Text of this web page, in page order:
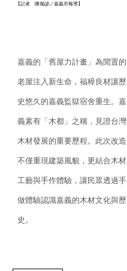
【記者 陳珈諺／嘉義市報導】
嘉義的「舊屋力計畫」為閒置的
老屋注入新生命， 福樟良材讓歷
史悠久的嘉義監獄宿舍重生。嘉
義素有「木都」之稱， 見證台灣
木材發展的重要歷程。此次改造
不僅重現建築風貌， 更結合木材
工藝與手作體驗， 讓民眾透過手
做體驗認識嘉義的木材文化與歷
史。